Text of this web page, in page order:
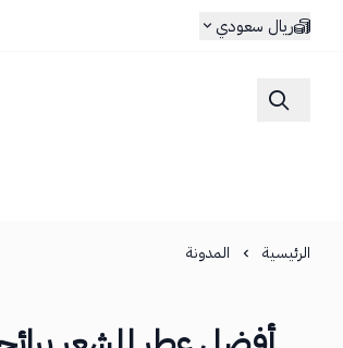
ريال سعودي
الرئيسية المدونة